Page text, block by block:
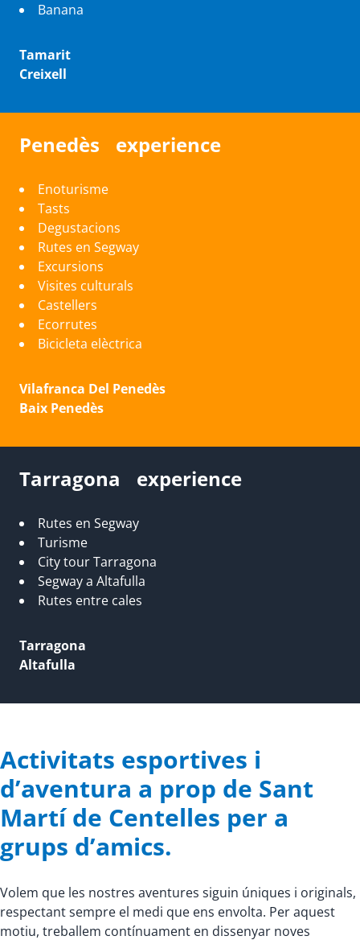
Banana
Tamarit
Creixell
Penedès experience
Enoturisme
Tasts
Degustacions
Rutes en Segway
Excursions
Visites culturals
Castellers
Ecorrutes
Bicicleta elèctrica
Vilafranca Del Penedès
Baix Penedès
Tarragona experience
Rutes en Segway
Turisme
City tour Tarragona
Segway a Altafulla
Rutes entre cales
Tarragona
Altafulla
Activitats esportives i
d’aventura a prop de Sant
Martí de Centelles per a
grups d’amics.
Volem que les nostres aventures siguin úniques i originals,
respectant sempre el medi que ens envolta. Per aquest
motiu, treballem contínuament en dissenyar noves